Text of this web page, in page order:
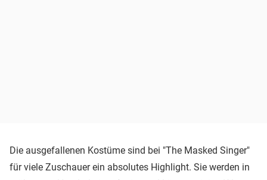
Die ausgefallenen Kostüme sind bei "The Masked Singer"
für viele Zuschauer ein absolutes Highlight. Sie werden in